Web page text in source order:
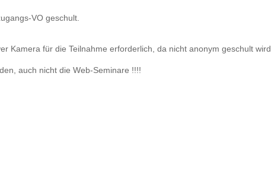
VO geschult.
Kamera für die Teilnahme erforderlich, da nicht anonym geschult wird.
auch nicht die Web-Seminare !!!!